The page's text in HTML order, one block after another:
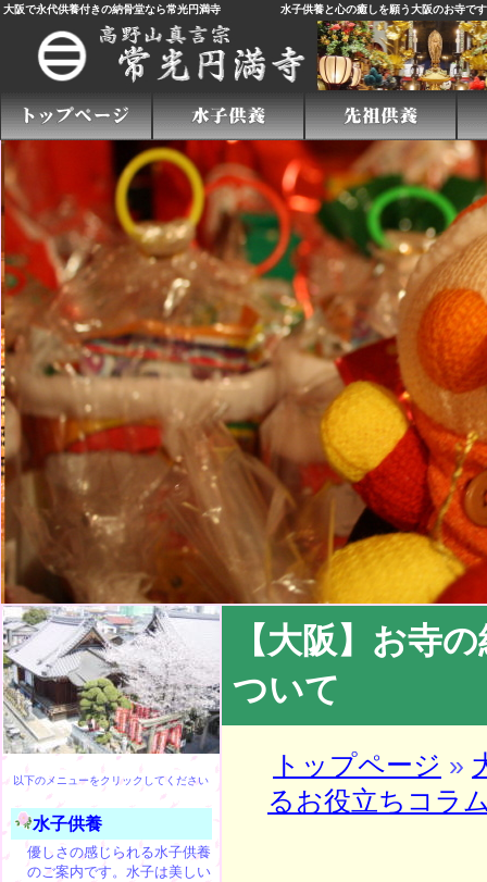
大阪で永代供養付きの納骨堂なら常光円満寺 水子供養と心の癒しを願う大阪のお寺で
以下のメニューをクリックしてください
水子供養
優しさの感じられる水子供養
のご案内です。水子は美しい
【大阪】お寺
ついて
トップページ »
るお役立ちコラ